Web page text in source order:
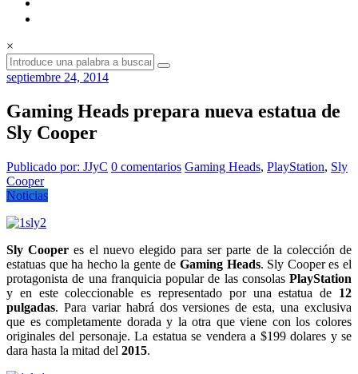
×
septiembre 24, 2014
Gaming Heads prepara nueva estatua de
Sly Cooper
Publicado por: JJyC 0 comentarios Gaming Heads, PlayStation, Sly
Cooper
Noticias
Sly Cooper es el nuevo elegido para ser parte de la colección de
estatuas que ha hecho la gente deGaming Heads. Sly Cooper es el
protagonista de una franquicia popular de las consolas PlayStation
y en este coleccionable es representado por una estatua de 12
pulgadas. Para variar habrá dos versiones de esta, una exclusiva
que es completamente dorada y la otra que viene con los colores
originales del personaje. La estatua se vendera a $199 dolares y se
dara hasta la mitad del 2015.